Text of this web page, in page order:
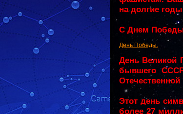
на долгие
С Днем
День Победы.
День Великой
бывшего
Отечественной
Этот день
более 27